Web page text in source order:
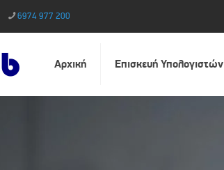
6974 977 200
Αρχική Επισκευή Υπολογιστών